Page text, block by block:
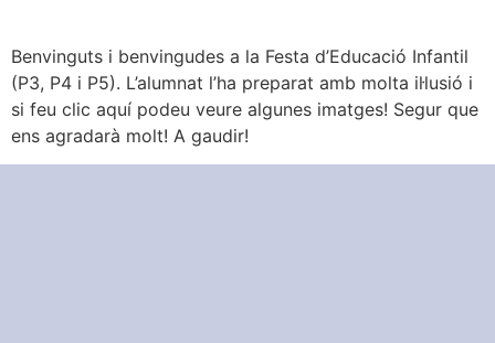
Benvinguts i benvingudes a la Festa d’Educació Infantil
(P3, P4 i P5). L’alumnat l’ha preparat amb molta il·lusió i
si feu clic aquí podeu veure algunes imatges! Segur que
ens agradarà molt! A gaudir!